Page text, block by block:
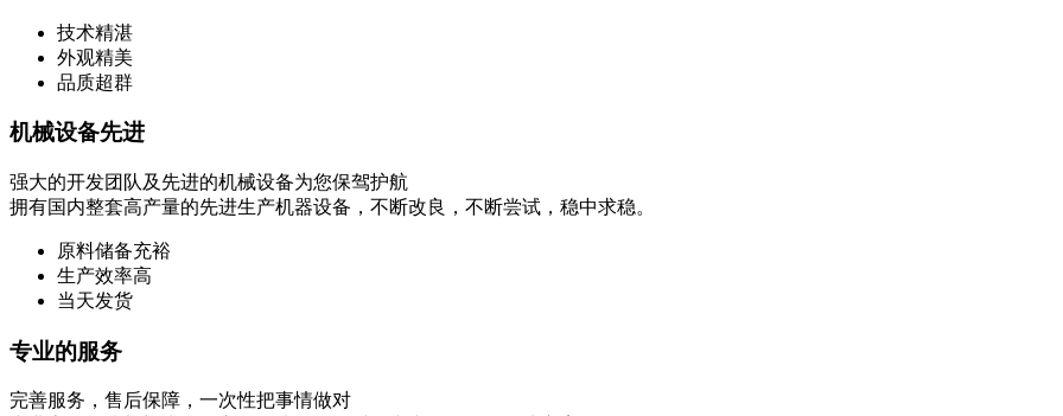
技术精湛
外观精美
品质超群
机械设备先进
强大的开发团队及先进的机械设备为您保驾护航
拥有国内整套高产量的先进生产机器设备，不断改良，不断尝试，稳中求稳。
原料储备充裕
生产效率高
当天发货
专业的服务
完善服务，售后保障，一次性把事情做对